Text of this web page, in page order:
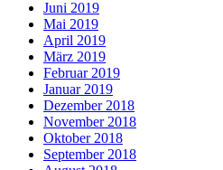
Juni 2019
Mai 2019
April 2019
März 2019
Februar 2019
Januar 2019
Dezember 2018
November 2018
Oktober 2018
September 2018